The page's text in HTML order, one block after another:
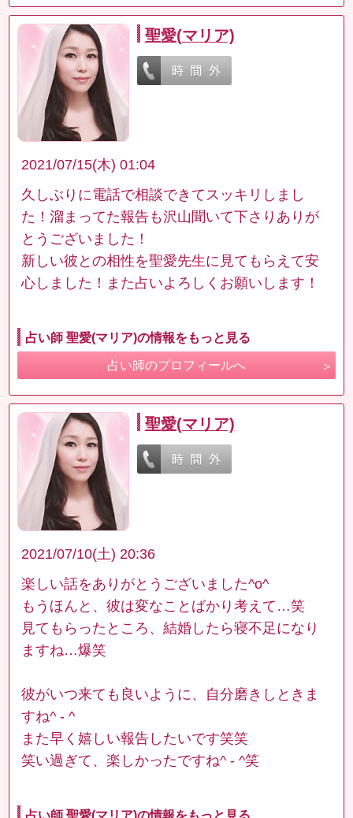
聖愛(マリア)
2021/07/15(木) 01:04
久しぶりに電話で相談できてスッキリしまし
た！溜まってた報告も沢山聞いて下さりありが
とうございました！
新しい彼との相性を聖愛先生に見てもらえて安
心しました！また占いよろしくお願いします！
占い師 聖愛(マリア)の情報をもっと見る
占い師のプロフィールへ
聖愛(マリア)
2021/07/10(土) 20:36
楽しい話をありがとうございました^o^
もうほんと、彼は変なことばかり考えて…笑
見てもらったところ、結婚したら寝不足になり
ますね…爆笑
彼がいつ来ても良いように、自分磨きしときま
すね^ - ^
また早く嬉しい報告したいです笑笑
笑い過ぎて、楽しかったですね^ - ^笑
占い師 聖愛(マリア)の情報をもっと見る